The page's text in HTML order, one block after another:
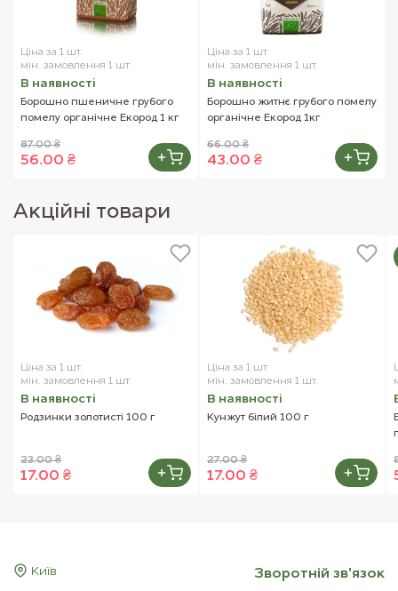
Ціна за 1 шт.
мін. замовлення 1 шт.
В наявностi
Борошно пшеничне грубого
помелу органічне Екород 1 кг
87.00 ₴
56.00 ₴
Ціна за 1 шт.
мін. замовлення 1 шт.
В наявностi
Борошно житнє грубого помелу
органічне Екород 1кг
66.00 ₴
43.00 ₴
Акцiйнi товари
Ціна за 1 шт.
мін. замовлення 1 шт.
В наявностi
Родзинки золотисті 100 г
23.00 ₴
17.00 ₴
Ціна за 1 шт.
мін. замовлення 1 шт.
В наявностi
Кунжут білий 100 г
27.00 ₴
17.00 ₴
Київ Зворотнiй зв'язок